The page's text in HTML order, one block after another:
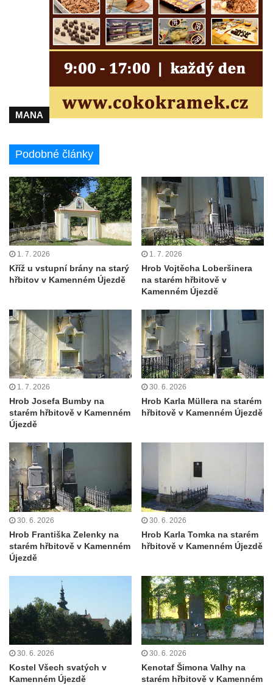
Pomník obětem bombardování 8. 5. 1945 v
ulici U Plovárny ve Frýdlantu
Pamětní deska Rumburské vzpoury na
Základní škole Tyršova v Rumburku
vzpoury v Rumburku
Pamětní deska obětem holokaustu u
Pamětní deska legionářům na Obecním
Pomník obětem 1. světové války v
Kovanicích
Pomník obětem válek v Kněževsi
Pamětní deska Rudé armádě na radnici v
Trutnově
Pomník obětem koncentračního tábora na
hřbitově v Rychnově u Jablonce nad Nisou
Pomník pracovního nasazení vězňů
koncentračního tábora v Tovární ulici v
Rychnově u Jablonce nad Nisou
Kenotaf Alfreda Langa na hřbitově v Krásné
u Pěnčína
Krásné u Pěnčína
Krásné u Pěnčína
Hřbitovní kaple rodiny Fiedler na hřbitově v
Teplicích nad Metují
Kenotaf Franze Ruseho na hřbitově v
Teplicích nad Metují
Pomník obětem 2. světové války na hřbitově
v Teplicích nad Metují
Kenotaf Oskara Ringelhana na hřbitově v
Benešově nad Ploučnicí
Kenotaf Augusta Michela na hřbitově v
Benešově nad Ploučnicí
Hrob Šumových na hřbitově v Benešově
MANA
Podobné články
1. 7. 2026
Kříž u vstupní brány na starý
hřbitov v Kamenném Újezdě
1. 7. 2026
Hrob Vojtěcha Loberšinera
na starém hřbitově v
Kamenném Újezdě
1. 7. 2026
Hrob Josefa Bumby na
starém hřbitově v Kamenném
Újezdě
30. 6. 2026
Hrob Karla Müllera na starém
hřbitově v Kamenném Újezdě
30. 6. 2026
Hrob Františka Zelenky na
starém hřbitově v Kamenném
Újezdě
30. 6. 2026
Hrob Karla Tomka na starém
hřbitově v Kamenném Újezdě
30. 6. 2026
Kostel Všech svatých v
Kamenném Újezdě
30. 6. 2026
Kenotaf Šimona Valhy na
starém hřbitově v Kamenném